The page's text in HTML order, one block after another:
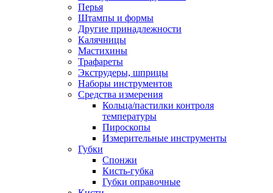
Перья
Штампы и формы
Другие принадлежности
Калячницы
Мастихины
Трафареты
Экструдеры, шприцы
Наборы инструментов
Средства измерения
Кольца/пастилки контроля
температуры
Пироскопы
Измерительные инструменты
Губки
Спонжи
Кисть-губка
Губки оправочные